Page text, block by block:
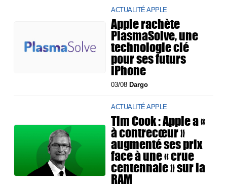
ACTUALITÉ APPLE
Apple rachète
PlasmaSolve, une
technologie clé
pour ses futurs
iPhone
03/08 Dargo
ACTUALITÉ APPLE
Tim Cook : Apple a «
à contrecœur »
augmenté ses prix
face à une « crue
centennale » sur la
RAM